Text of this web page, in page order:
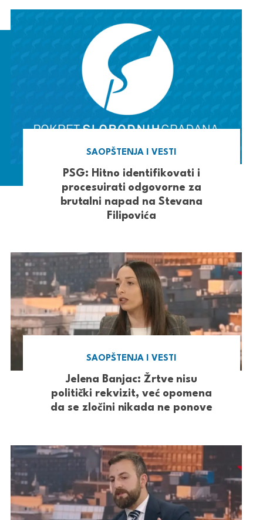
SAOPŠTENJA I VESTI
PSG: Hitno identifikovati i
procesuirati odgovorne za
brutalni napad na Stevana
Filipovića
SAOPŠTENJA I VESTI
Jelena Banjac: Žrtve nisu
politički rekvizit, već opomena
da se zločini nikada ne ponove